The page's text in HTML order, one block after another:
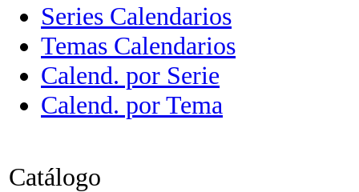
Series Calendarios
Temas Calendarios
Calend. por Serie
Calend. por Tema
Catálogo